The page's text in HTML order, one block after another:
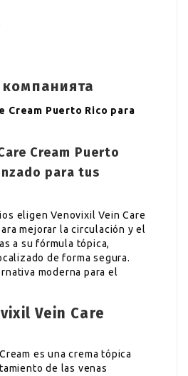
Cream Puerto Rico para
Cream Puerto
para tus
eligen Venovixil Vein Care
mejorar la circulación y el
a su fórmula tópica,
de forma segura.
moderna para el
Vein Care
es una crema tópica
de las venas